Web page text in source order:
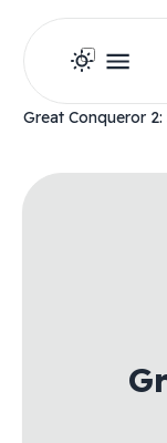
Great Conqueror 2: